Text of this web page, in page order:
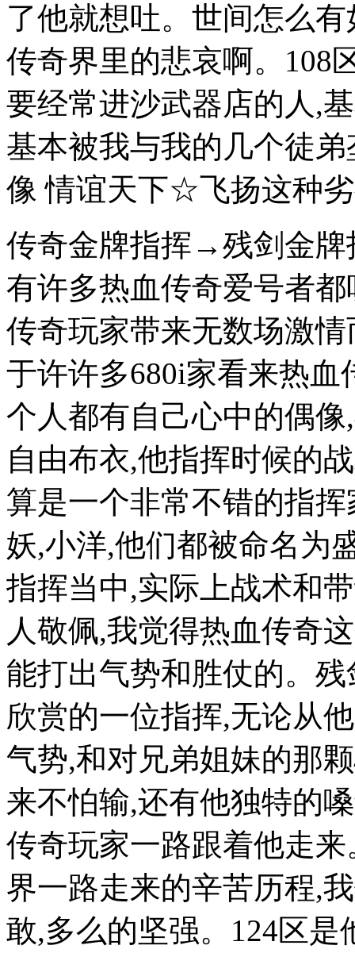
了他就想吐。世间怎么
传奇界里的悲哀啊。108
要经常进沙武器店的人,
基本被我与我的几个徒
像 情谊天下☆飞扬这种
传奇金牌指挥→残剑金
有许多热血传奇爱号者
传奇玩家带来无数场激
于许许多680i家看来热
个人都有自己心中的偶
自由布衣,他指挥时候的
算是一个非常不错的指
妖,小洋,他们都被命名为
指挥当中,实际上战术和
人敬佩,我觉得热血传奇
能打出气势和胜仗的。
欣赏的一位指挥,无论从
气势,和对兄弟姐妹的那
来不怕输,还有他独特的
传奇玩家一路跟着他走
界一路走来的辛苦历程,
敢,多么的坚强。124区